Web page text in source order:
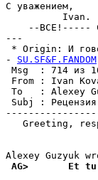
С уважением,
Ivan.
--ВСЕ!-----
---
* Origin: И
- SU.SF&F.FANDOM
From : Ivan
To   :
Subj :
Greeting,
AG>       Et